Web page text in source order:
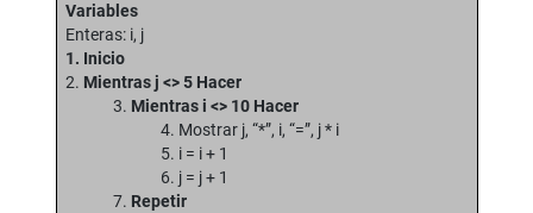
Variables
Enteras: i, j
1. Inicio
2. Mientras j <> 5 Hacer
3. Mientras i <> 10 Hacer
4. Mostrar j, “*”, i, “=”, j * i
5. i = i + 1
6. j = j + 1
7. Repetir